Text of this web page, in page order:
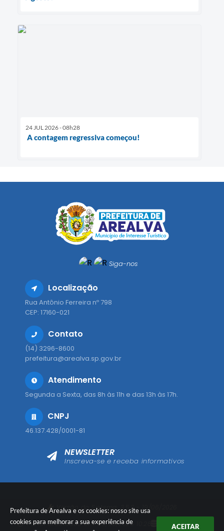
Prefeitura de Arealva e os cookies: nosso site usa
cookies para melhorar a sua experiência de
ACEITAR
24 JUL 2026 - 08h28
A contagem regressiva começou!
Siga-nos
Localização
Rua Antônio Ferreira nº 798
CEP: 17160-021
Contato
(14) 3296-8600
prefeitura@arealva.sp.gov.br
Atendimento
Segunda a Sexta, das 8h às 11h e das 13h às 17h.
CNPJ
46.137.428/0001-81
NEWSLETTER
Inscreva-se e receba informativos
Versão do Sistema:
3.5.3 - 19/06/2026
Portal atualizado em:06/08/2026 10:28 Dados Abertos